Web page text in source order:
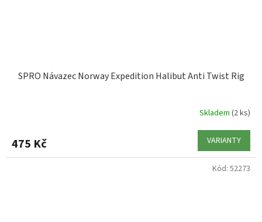
SPRO Návazec Norway Expedition Halibut Anti Twist Rig
Skladem (2 ks)
475 Kč VARIANTY
Kód: 52273